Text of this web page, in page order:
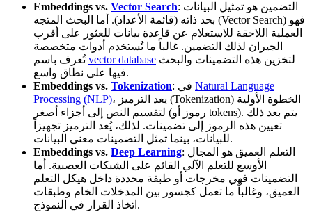
Embeddings vs. Vector Search: التضمين هو تمثيل البيانات
بحد ذاته (قائمة الأعداد). أما البحث المتجه (Vector Search) فهو
العملية اللاحقة للاستعلام عن قاعدة بيانات للعثور على أقرب
الجيران لذلك التضمين. غالباً ما تُستخدم أدوات متخصصة
تُعرف باسمvector database
فيها على نطاق واسع.
Embeddings vs. Tokenization
Natural Language
Processing (NLP)، يعد الترميز (Tokenization) الخطوة الأولية
لتقسيم النص إلى أجزاء أصغر (رموز أو tokens). يتم بعد ذلك
تعيين هذه الرموز إلى تضمينات. لذلك، يُعد الترميز تجهيزاً
للبيانات، بينما تمثل التضمينات معنى البيانات.
Embeddings vs. Deep Learning: التعلم العميق هو المجال
الأوسع للتعلم الآلي القائم على الشبكات العصبية. أما
التضمينات فهي مخرجات أو طبقة محددة داخل هيكل التعلم
العميق، وغالباً ما تعمل كجسور بين المدخلات الخام وطبقات
اتخاذ القرار في النموذج.